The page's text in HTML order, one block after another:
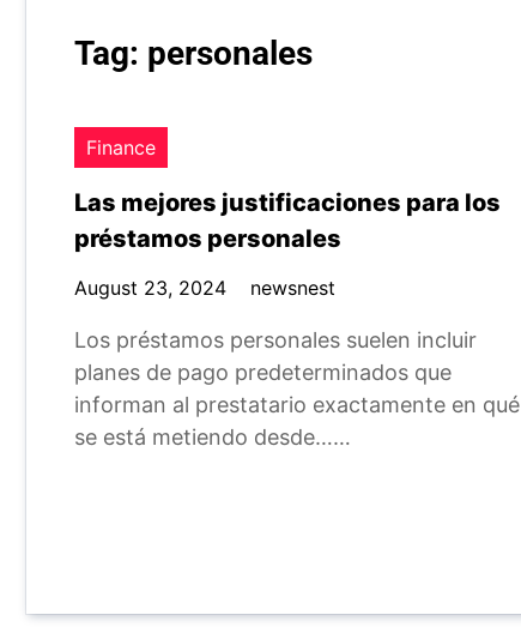
Tag: personales
Finance
Las mejores justificaciones para los
préstamos personales
August 23, 2024 newsnest
Los préstamos personales suelen incluir
planes de pago predeterminados que
informan al prestatario exactamente en qué
se está metiendo desde……